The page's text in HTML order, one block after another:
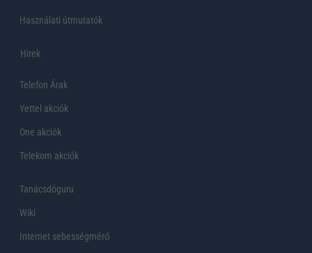
Használati útmutatók
Hirek
Telefon Árak
Yettel akciók
One akciók
Telekom akciók
Tanácsdóguru
Wiki
Internet sebességmérő